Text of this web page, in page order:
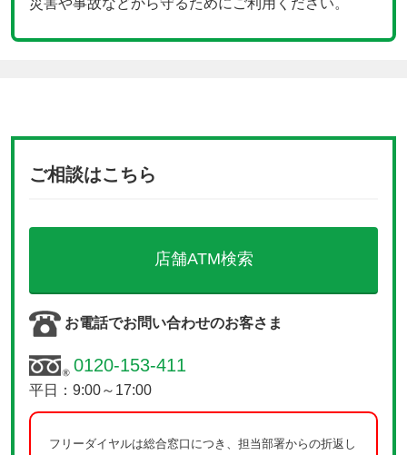
災害や事故などから守るためにご利用ください。
ご相談はこちら
店舗ATM検索
お電話でお問い合わせのお客さま
0120-153-411
平日：9:00～17:00
フリーダイヤルは総合窓口につき、担当部署からの折返し